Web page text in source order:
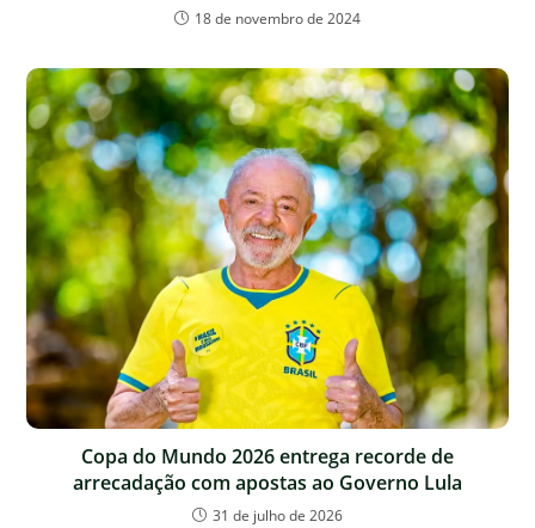
18 de novembro de 2024
Copa do Mundo 2026 entrega recorde de
arrecadação com apostas ao Governo Lula
31 de julho de 2026